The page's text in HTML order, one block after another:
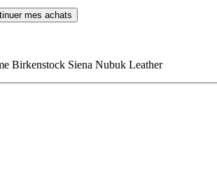
mes achats
Birkenstock Siena Nubuk Leather